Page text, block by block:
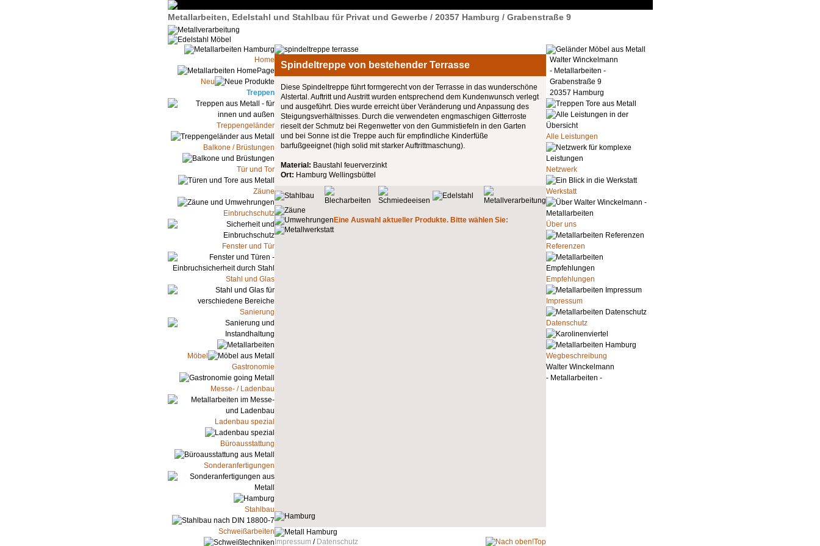
Metallarbeiten, Edelstahl und Stahlbau für Privat und Gewerbe / 20357 Hamburg / Grabenstraße 9
Home
Neu
Treppen
Treppengeländer
Balkone / Brüstungen
Tür und Tor
Zäune
Einbruchschutz
Fenster und Tür
Stahl und Glas
Sanierung
Möbel
Gastronomie
Messe- / Ladenbau
Ladenbau spezial
Büroausstattung
Sonderanfertigungen
Stahlbau
Schweißarbeiten
Spindeltreppe von bestehender Terrasse
Diese Spindeltreppe führt formgerecht von der Terrasse in das wunderschöne
Alstertal. Auftritt und Austritt wurden entsprechend dem Kundenwunsch verlegt
und ausgeführt. Dies wurde erreicht über Veränderung und Anpassung des
Steigungsverhältnisses. Durch die verwendeten engmaschigen Gitterroste
rieselt der Schmutz bei Regenwetter von den Gummistiefeln in den Garten
und bei Sonne ist die Treppe auch für empfindliche Kinderfüße
barfußgeeignet (high solid mit starker Auftrittmaschung).
Material: Baustahl feuerverzinkt
Ort: Hamburg Wellingsbüttel
Eine Auswahl aktueller Produkte. Bitte wählen Sie:
Impressum / Datenschutz Top
Walter Winckelmann
- Metallarbeiten -
Grabenstraße 9
20357 Hamburg
Alle Leistungen
Netzwerk
Werkstatt
Über uns
Referenzen
Empfehlungen
Impressum
Datenschutz
Wegbeschreibung
Walter Winckelmann
- Metallarbeiten -